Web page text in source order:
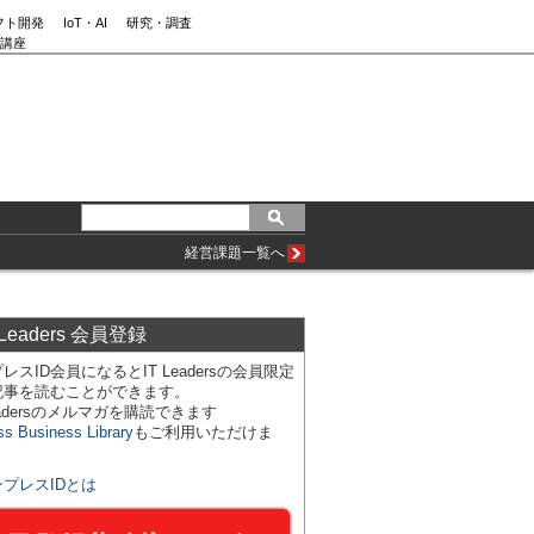
ト開発 IoT・AI
研究・調査
座
経営課題一覧へ
会員登録
スID会員になるとIT Leadersの会員限定
を読むことができます。
のメルマガを購読できます
Business Libraryもご利用いただけま
プレスIDとは